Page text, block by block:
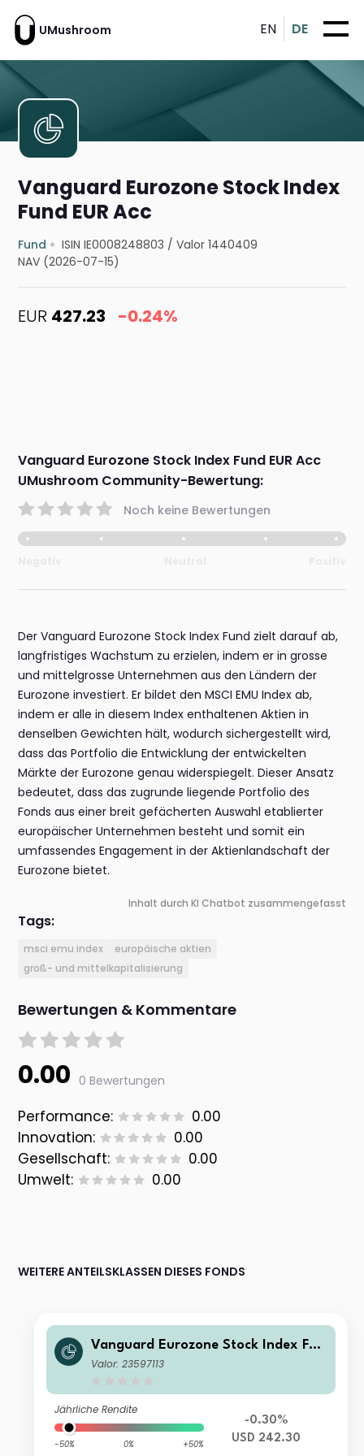
UMushroom EN DE
Vanguard Eurozone Stock Index
Fund EUR Acc
Fund ISIN IE0008248803 /Valor 1440409
NAV (2026-07-15)
EUR 427.23 -0.24%
Vanguard Eurozone Stock Index Fund EUR Acc
UMushroom Community-Bewertung:
Noch keine Bewertungen
Der Vanguard Eurozone Stock Index Fund zielt darauf ab,
langfristiges Wachstum zu erzielen, indem er in grosse
und mittelgrosse Unternehmen aus den Ländern der
Eurozone investiert. Er bildet den MSCI EMU Index ab,
indem er alle in diesem Index enthaltenen Aktien in
denselben Gewichten hält, wodurch sichergestellt wird,
dass das Portfolio die Entwicklung der entwickelten
Märkte der Eurozone genau widerspiegelt. Dieser Ansatz
bedeutet, dass das zugrunde liegende Portfolio des
Fonds aus einer breit gefächerten Auswahl etablierter
europäischer Unternehmen besteht und somit ein
umfassendes Engagement in der Aktienlandschaft der
Eurozone bietet.
Inhalt durch KI Chatbot zusammengefasst
Tags:
msci emu index
europäische aktien
groß- und mittelkapitalisierung
Bewertungen & Kommentare
0.00 0 Bewertungen
Performance:
0.00
Innovation:
0.00
Gesellschaft:
0.00
Umwelt:
0.00
WEITERE ANTEILSKLASSEN DIESES FONDS
Vanguard Eurozone Stock Index Fun
d Institutional Plus USD Acc
Valor: 23597113
Jährliche Rendite
-50% 0% +50%
-0.30%
USD 242.30